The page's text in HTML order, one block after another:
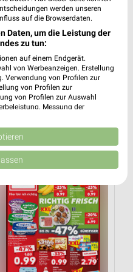
43,2 km
Spezial
werden unseren
auf die Browserdaten.
Daten, um die Leistung der
zu tun:
auf einem Endgerät.
von Werbeanzeigen. Erstellung
Verwendung von Profilen zur
von Profilen zur
von Profilen zur Auswahl
Messung der
Quellen. Entwicklung und
reduzierter Daten zur Auswahl
Union weitergegeben und in die